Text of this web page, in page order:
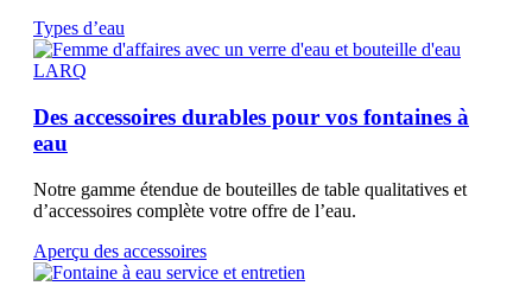
Types d’eau
Des accessoires durables pour vos fontaines à
eau
Notre gamme étendue de bouteilles de table qualitatives et
d’accessoires complète votre offre de l’eau.
Aperçu des accessoires